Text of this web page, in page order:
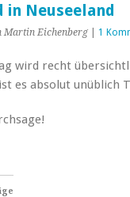
in Neuseeland
Martin Eichenberg 1
wird recht
es absolut unüblich